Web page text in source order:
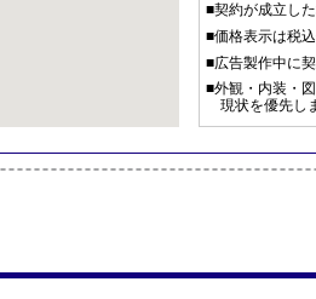
■契約が成立し
■価格表示は税込
■広告製作中に
■外観・内装・
現状を優先し